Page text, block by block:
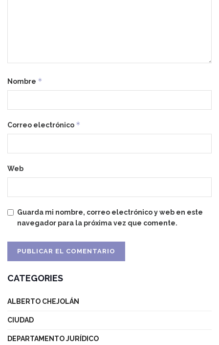
Nombre *
Correo electrónico *
Web
Guarda mi nombre, correo electrónico y web en este
navegador para la próxima vez que comente.
CATEGORIES
ALBERTO CHEJOLÁN
CIUDAD
DEPARTAMENTO JURÍDICO